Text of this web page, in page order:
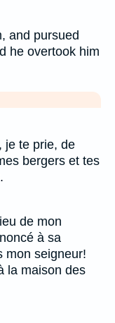
and pursued
he overtook him
je te prie, de
bergers et tes
de mon
à sa
mon seigneur!
la maison des